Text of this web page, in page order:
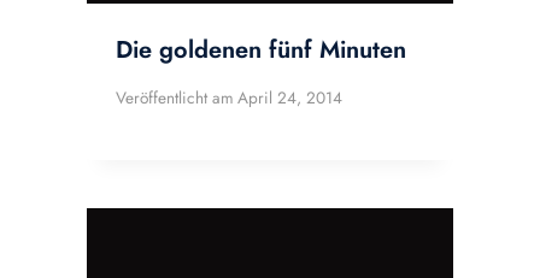
Die goldenen fünf Minuten
Veröffentlicht am April 24, 2014